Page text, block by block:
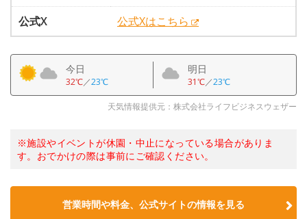
公式X
公式Xはこちら
今日
32℃／23℃
明日
31℃／23℃
天気情報提供元：株式会社ライフビジネスウェザー
※施設やイベントが休園・中止になっている場合がありま
す。おでかけの際は事前にご確認ください。
営業時間や料金、公式サイトの情報を見る